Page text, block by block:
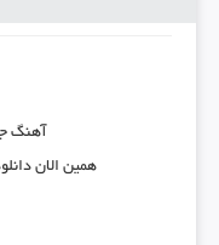
آهنگ
همین الان